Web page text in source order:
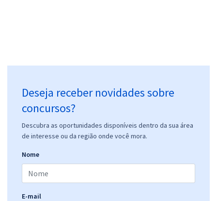
Deseja receber novidades sobre
concursos?
Descubra as oportunidades disponíveis dentro da sua área
de interesse ou da região onde você mora.
Nome
E-mail